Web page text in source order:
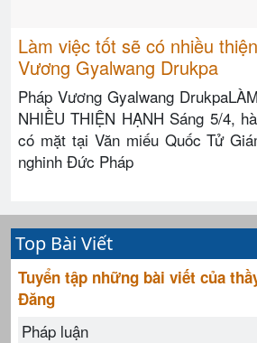
Làm việc tốt sẽ có nhiều
Vương Gyalwang Drukpa
Pháp Vương Gyalwang
NHIỀU THIỆN HẠNH Sáng 5/4,
có mặt tại Văn miếu Quốc Tử
nghinh Đức Pháp
Top Bài Viết
Tuyển tập những bài viết của
Đăng
Pháp luận